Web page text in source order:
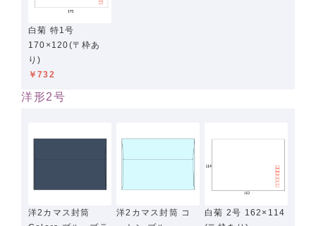
白菊 特1号
170×120(〒枠あ
り)
￥732
洋形2号
洋2カマス封筒
洋2カマス封筒 コ
白菊 2号 162×114